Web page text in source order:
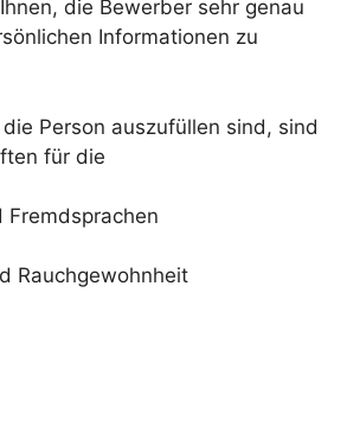
die Bewerber sehr genau
Informationen zu
Person auszufüllen sind, sind
für die
Fremdsprachen
Rauchgewohnheit